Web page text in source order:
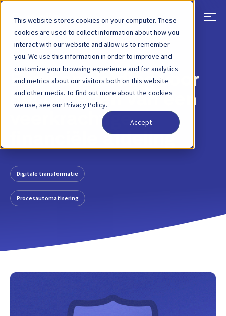
This website stores cookies on your computer. These
cookies are used to collect information about how you
interact with our website and allow us to remember
you. We use this information in order to improve and
customize your browsing experience and for analytics
and metrics about our visitors both on this website
and other media. To find out more about the cookies
we use, see our Privacy Policy.
Accept
TERUG BLOGBERICHT 6 APRIL 2022
Een handleiding voor
het opzetten van een
veerkrachtige
financiële afdeling
Digitale transformatie
Procesautomatisering